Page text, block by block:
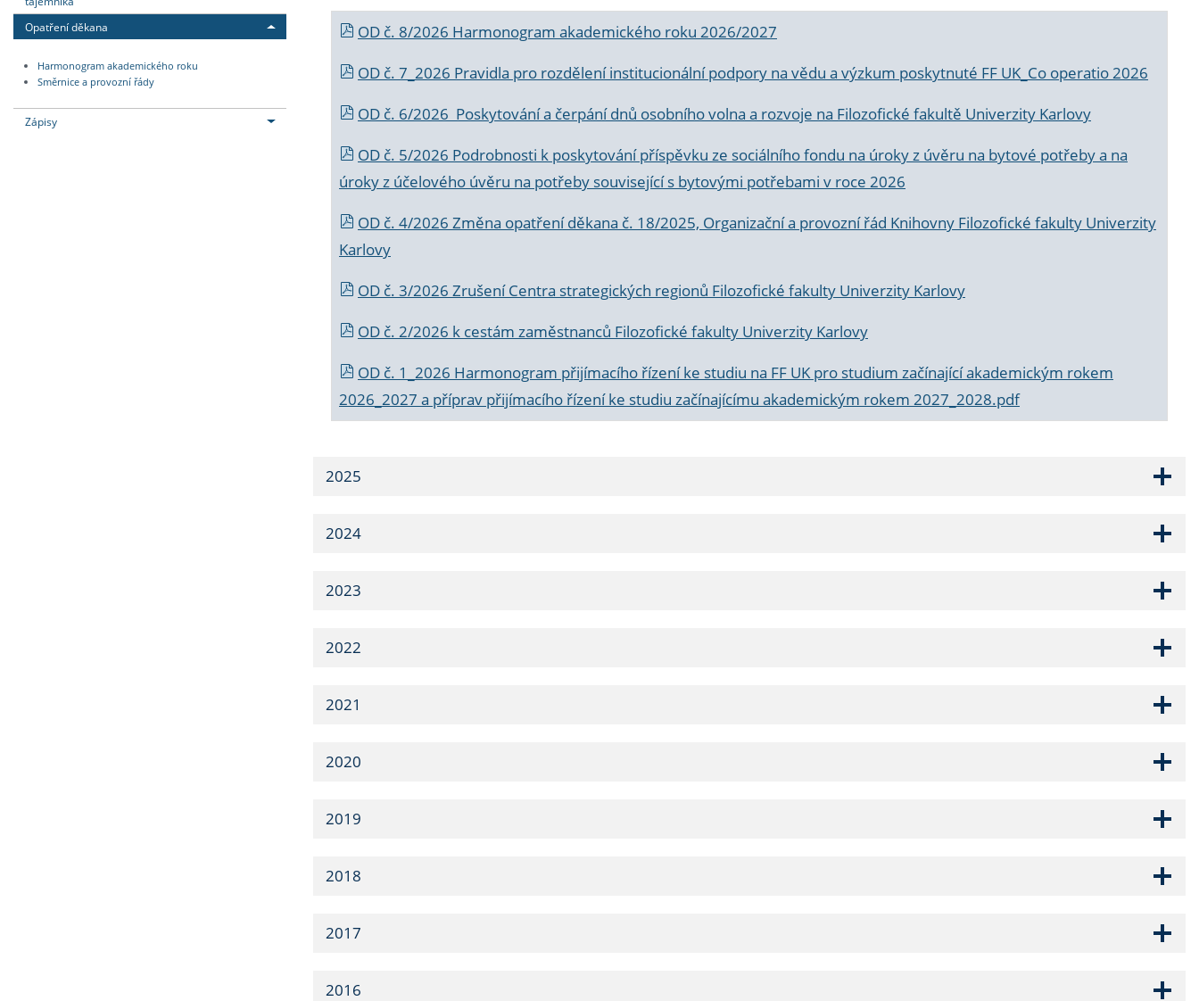
Opatření děkana
Harmonogram akademického roku
Směrnice a provozní řády
Zápisy
OD č. 8/2026 Harmonogram akademického roku 2026/2027
OD č. 7_2026 Pravidla pro rozdělení institucionální podpory na vědu a výzkum poskytnuté FF UK_Co operatio 2026
OD č. 6/2026 Poskytování a čerpání dnů osobního volna a rozvoje na Filozofické fakultě Univerzity Karlovy
OD č. 5/2026 Podrobnosti k poskytování příspěvku ze sociálního fondu na úroky z úvěru na bytové potřeby a na
úroky z účelového úvěru na potřeby související s bytovými potřebami v roce 2026
OD č. 4/2026 Změna opatření děkana č. 18/2025, Organizační a provozní řád Knihovny Filozofické fakulty Univerzity
Karlovy
OD č. 3/2026 Zrušení Centra strategických regionů Filozofické fakulty Univerzity Karlovy
OD č. 2/2026 k cestám zaměstnanců Filozofické fakulty Univerzity Karlovy
OD č. 1_2026 Harmonogram přijímacího řízení ke studiu na FF UK pro studium začínající akademickým rokem
2026_2027 a příprav přijímacího řízení ke studiu začínajícímu akademickým rokem 2027_2028.pdf
2025
2024
2023
2022
2021
2020
2019
2018
2017
2016